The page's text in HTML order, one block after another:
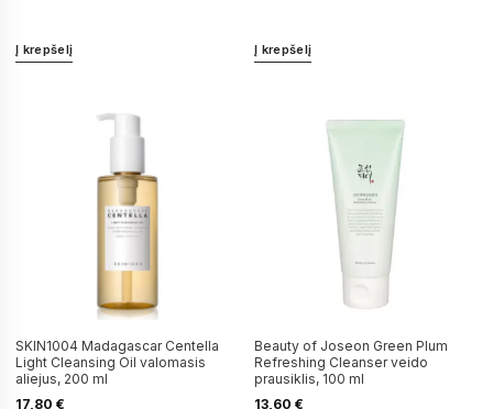
Į krepšelį Į krepšelį
SKIN1004 Madagascar Centella
Light Cleansing Oil valomasis
aliejus, 200 ml
17,80 €
Beauty of Joseon Green Plum
Refreshing Cleanser veido
prausiklis, 100 ml
13,60 €